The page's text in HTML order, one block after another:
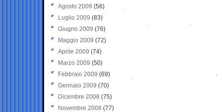
Agosto 2009 (56)
Luglio 2009 (83)
Giugno 2009 (76)
Maggio 2009 (72)
Aprile 2009 (74)
Marzo 2009 (50)
Febbraio 2009 (69)
Gennaio 2009 (70)
Dicembre 2008 (75)
Novembre 2008 (77)